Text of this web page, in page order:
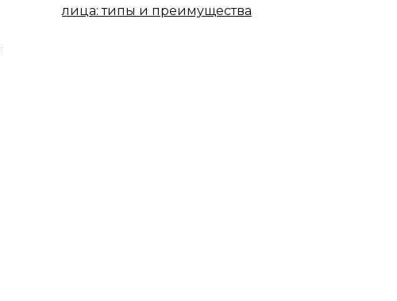
лица: типы и преимущества